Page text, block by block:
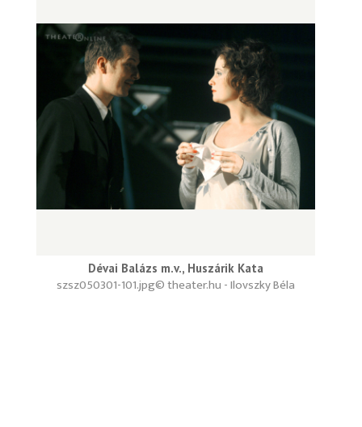
Dévai Balázs m.v., Huszárik Kata
© theater.hu - Ilovszky Béla
szsz050301-101.jpg